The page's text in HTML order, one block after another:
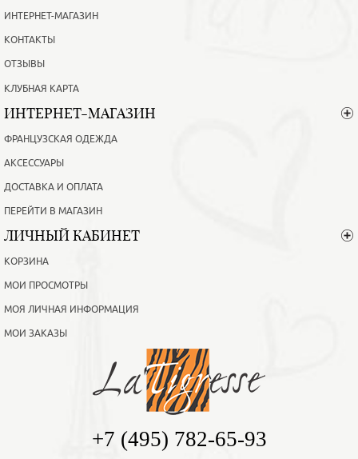
ИНТЕРНЕТ-МАГАЗИН
КОНТАКТЫ
ОТЗЫВЫ
КЛУБНАЯ КАРТА
ИНТЕРНЕТ-МАГАЗИН
ФРАНЦУЗСКАЯ ОДЕЖДА
АКСЕССУАРЫ
ДОСТАВКА И ОПЛАТА
ПЕРЕЙТИ В МАГАЗИН
ЛИЧНЫЙ КАБИНЕТ
КОРЗИНА
МОИ ПРОСМОТРЫ
МОЯ ЛИЧНАЯ ИНФОРМАЦИЯ
МОИ ЗАКАЗЫ
+7 (495) 782-65-93